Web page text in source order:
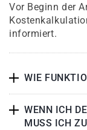
Vor Beginn der
informiert.
WIE
WENN ICH
MUSS ICH